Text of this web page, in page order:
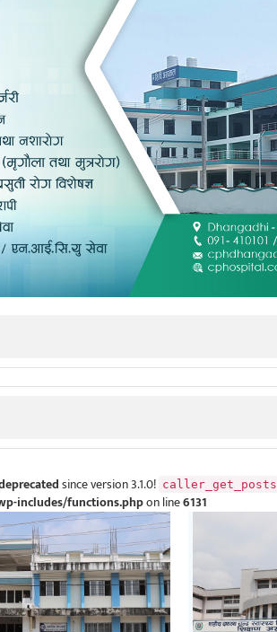
since version 3.1.0! caller_get_posts
includes/functions.phpon line6131